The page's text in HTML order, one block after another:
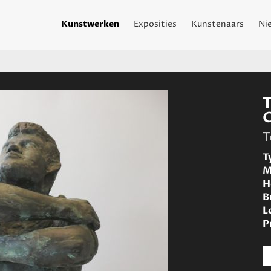
Kunstwerken Exposities Kunstenaars